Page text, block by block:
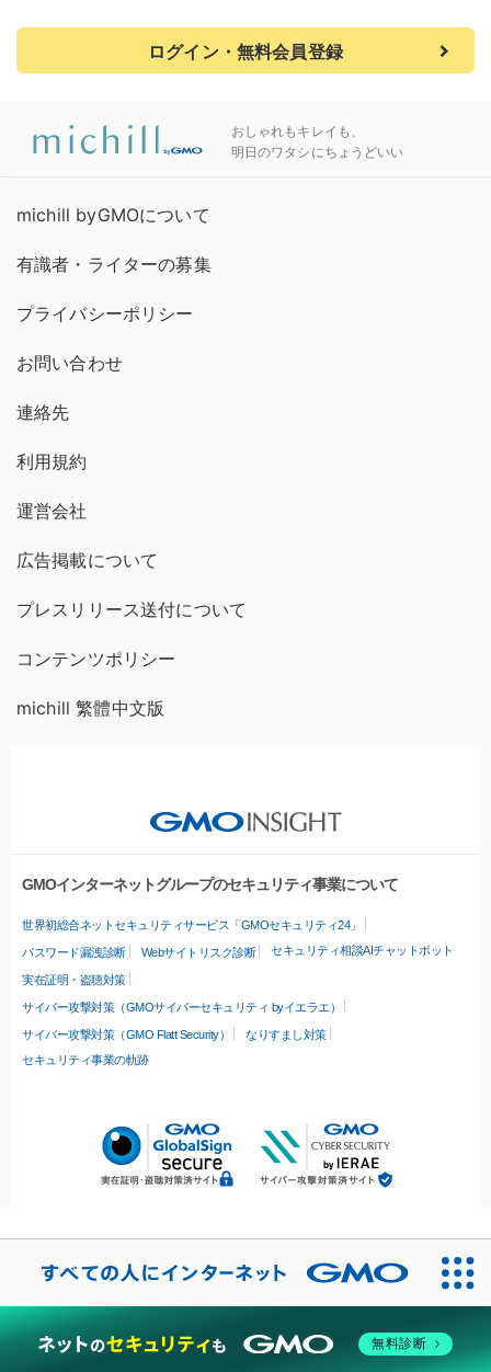
ログイン・無料会員登録
おしゃれもキレイも、
明日のワタシにちょうどいい
michill byGMOについて
有識者・ライターの募集
プライバシーポリシー
お問い合わせ
連絡先
利用規約
運営会社
広告掲載について
プレスリリース送付について
コンテンツポリシー
michill 繁體中文版
GMOインターネットグループのセキュリティ事業について
世界初総合ネットセキュリティサービス「GMOセキュリティ24」
パスワード漏洩診断 Webサイトリスク診断 セキュリティ相談AIチャットボット
実在証明・盗聴対策
サイバー攻撃対策（GMOサイバーセキュリティ byイエラエ）
サイバー攻撃対策（GMO Flatt Security）
なりすまし対策
セキュリティ事業の軌跡
無料診断